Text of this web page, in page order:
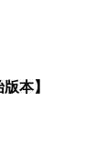
本】